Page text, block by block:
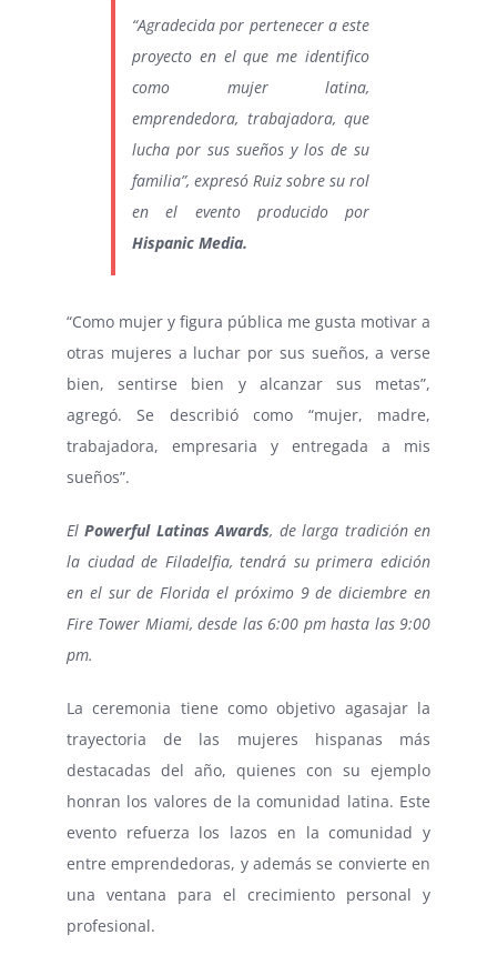
“Agradecida por pertenecer a este
proyecto en el que me identifico
como mujer latina,
emprendedora, trabajadora, que
lucha por sus sueños y los de su
familia”, expresó Ruiz sobre su rol
en el evento producido por
Hispanic Media.
“Como mujer y figura pública me gusta motivar a
otras mujeres a luchar por sus sueños, a verse
bien, sentirse bien y alcanzar sus metas”,
agregó. Se describió como “mujer, madre,
trabajadora, empresaria y entregada a mis
sueños”.
ElPowerful Latinas Awards, de larga tradición en
la ciudad de Filadelfia, tendrá su primera edición
en el sur de Florida el próximo 9 de diciembre en
Fire Tower Miami, desde las 6:00 pm hasta las 9:00
pm.
La ceremonia tiene como objetivo agasajar la
trayectoria de las mujeres hispanas más
destacadas del año, quienes con su ejemplo
honran los valores de la comunidad latina. Este
evento refuerza los lazos en la comunidad y
entre emprendedoras, y además se convierte en
una ventana para el crecimiento personal y
profesional.